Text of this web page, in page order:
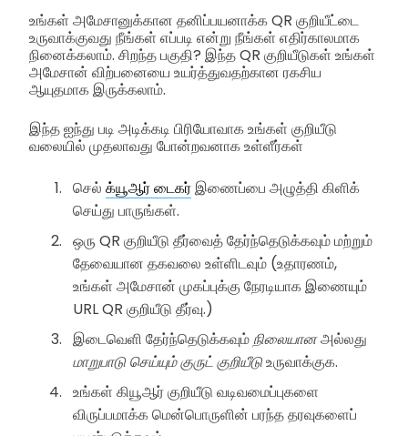
உங்கள் அமேசானுக்கான தனிப்பயனாக்க QR குறியீட்டை
உருவாக்குவது நீங்கள் எப்படி என்று நீங்கள் எதிர்காலமாக
நினைக்கலாம். சிறந்த பகுதி? இந்த QR குறியீடுகள் உங்கள்
அமேசான் விற்பனையை உயர்த்துவதற்கான ரகசிய
ஆயுதமாக இருக்கலாம்.
இந்த ஐந்து படி அடிக்கடி பிரியோவாக உங்கள் குறியீடு
வலையில் முதலாவது போன்றவனாக உள்ளீர்கள்
செல் க்யூஆர் டைகர்இணைப்பை அழுத்தி கிளிக்
செய்து பாருங்கள்.
ஒரு QR குறியீடு தீர்வைத் தேர்ந்தெடுக்கவும் மற்றும்
தேவையான தகவலை உள்ளிடவும் (உதாரணம்,
உங்கள் அமேசான் முகப்புக்கு நேரடியாக இணையும்
URL QR குறியீடு தீர்வு.)
இடைவெளி தேர்ந்தெடுக்கவும் நிலையானஅல்லது
மாறுபாடு செய்யும் குருட் குறியீடுஉருவாக்குக.
உங்கள் கியூஆர் குறியீடு வடிவமைப்புகளை
விருப்பமாக்க மென்பொருளின் பரந்த தரவுகளைப்